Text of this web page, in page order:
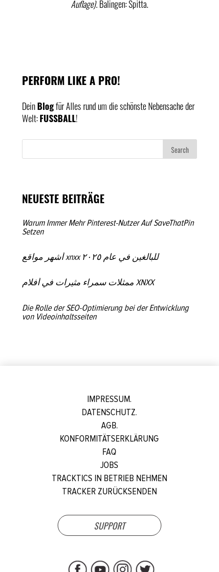
Auflage).Balingen: Spitta.
PERFORM LIKE A PRO!
DeinBlogfür Alles rund um die schönste Nebensache der
Welt:FUSSBALL!
NEUESTE BEITRÄGE
Warum Immer Mehr Pinterest-Nutzer Auf SaveThatPin
Setzen
أشهر مواقع xnxx للبالغين في عام ٢٠٢٥
ممثلات سمراء مثيرات في أفلام XNXX
Die Rolle der SEO-Optimierung bei der Entwicklung
von Videoinhaltsseiten
IMPRESSUM.
DATENSCHUTZ.
AGB.
KONFORMITÄTSERKLÄRUNG
FAQ
JOBS
TRACKTICS IN BETRIEB NEHMEN
TRACKER ZURÜCKSENDEN
SUPPORT